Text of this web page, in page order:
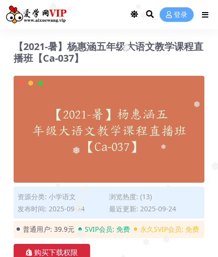
❅
❅
❅
❅
❅
❅
❅
❅ ❅ ❅
登录
【2021-暑】杨惠涵五年级大语文教学课程直
播班【Ca-037】
资源分类: 小学语文
浏览热度: (13)
发布时间: 2025-09-24
最近更新: 2025-09-24
普通用户: 39.9元 SVIP会员: 免费 永久SVIP会员: 免费
购买下载权限